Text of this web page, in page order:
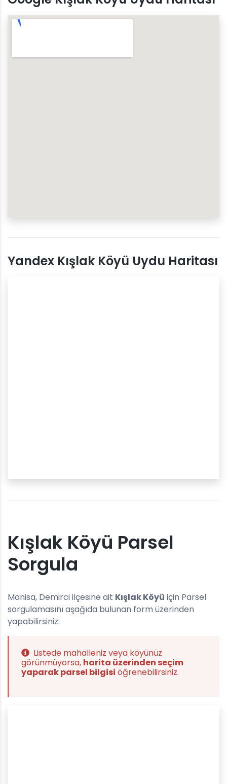
Yandex Kışlak Köyü Uydu Haritası
Kışlak Köyü Parsel
Sorgula
Manisa, Demirci ilçesine ait Kışlak Köyü için Parsel
sorgulamasını aşağıda bulunan form üzerinden
yapabilirsiniz.
Listede mahalleniz veya köyünüz
görünmüyorsa, harita üzerinden seçim
yaparak parsel bilgisi öğrenebilirsiniz.